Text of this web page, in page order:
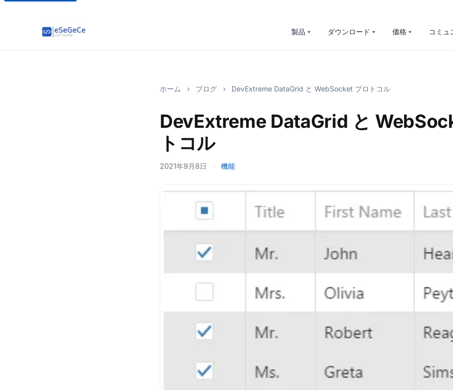
製品 ダウンロード 価格 コミュ
ホーム › ブログ › DevExtreme DataGrid と WebSocket プロトコル
DevExtreme DataGrid と
トコル
2021年9月8日 · 機能